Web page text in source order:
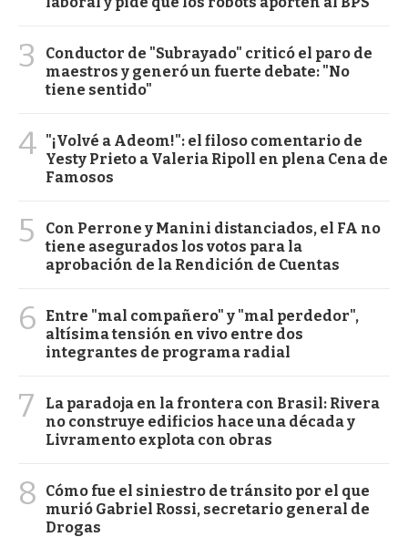
3
Conductor de "Subrayado" criticó el paro de
maestros y generó un fuerte debate: "No
tiene sentido"
4 "¡Volvé a Adeom!": el filoso comentario de
Yesty Prieto a Valeria Ripoll en plena Cena de
Famosos
5
Con Perrone y Manini distanciados, el FA no
tiene asegurados los votos para la
aprobación de la Rendición de Cuentas
6
Entre "mal compañero" y "mal perdedor",
altísima tensión en vivo entre dos
integrantes de programa radial
7
La paradoja en la frontera con Brasil: Rivera
no construye edificios hace una década y
Livramento explota con obras
8
Cómo fue el siniestro de tránsito por el que
murió Gabriel Rossi, secretario general de
Drogas